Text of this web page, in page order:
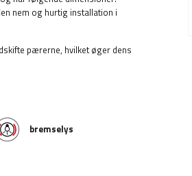
nem og hurtig installation i
pærerne, hvilket øger dens
bremselys